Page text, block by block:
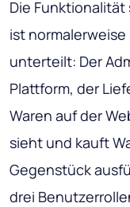
Die
ist
unterteilt: Der
Plattform, der
Waren auf der
sieht und kauft
Gegenstück
drei